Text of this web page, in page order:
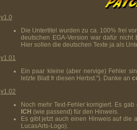
v1.0
Die Untertitel wurden zu ca. 100% frei
deutschen EGA-Version war dafür
Hier sollen die deutschen Texte ja als
v1.01
Ein paar kleine (aber nervige) Fehler
letzte Blatt fr diesen Herbst."). Danke an
v1.02
Noch mehr Text-Fehler korrigiert. Es
ICH (wie passend) für den Hinweis.
Es gibt jetzt auch einen Hinweis auf die
LucasArts-Logo).